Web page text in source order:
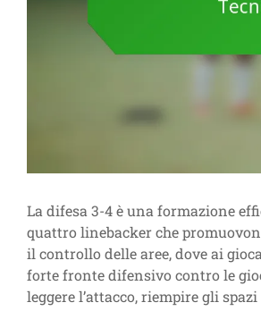
La difesa 3-4 è una formazione
quattro linebacker che
il controllo delle aree, dove ai
forte fronte difensivo contro le
leggere l’attacco, riempire gli